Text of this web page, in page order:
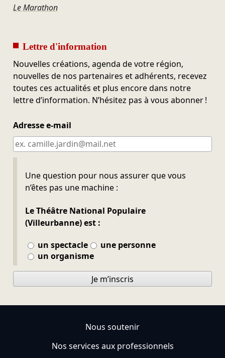
Le Marathon
Lettre d'information
Nouvelles créations, agenda de votre région,
nouvelles de nos partenaires et adhérents, recevez
toutes ces actualités et plus encore dans notre
lettre d’information. N’hésitez pas à vous abonner !
Adresse e-mail
Une question pour nous assurer que vous
n’êtes pas une machine :
Le Théâtre National Populaire
(Villeurbanne) est :
un spectacle
une personne
un organisme
Ne pas remplir
Je m’inscris
Nous soutenir
Nos services aux professionnels